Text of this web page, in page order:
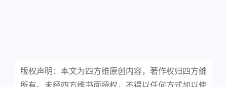
版权声明：本文为四方维原创内容，著作权归四方维
所有。未经四方维书面授权，不得以任何方式加以使